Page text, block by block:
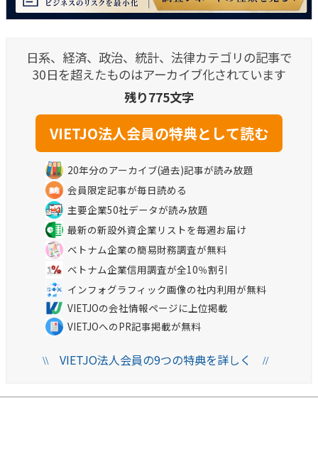
日系、経済、政治、統計、法律カテゴリの記事で
30日を超えたものはアーカイブ化されています
残り775文字
20年分のアーカイブ(過去)記事が読み放題
会員限定記事が毎日読める
主要企業50社データが読み放題
最新の新設外資企業リストを毎週お届け
ベトナム企業の簡易財務調査が無料
ベトナム企業信用調査が全10％割引
インフォグラフィック画像の社内利用が無料
VIETJOの会社情報ページに上位掲載
VIETJOへのPR記事掲載が無料
\\VIETJO法人会員の9つの特典を詳しく //